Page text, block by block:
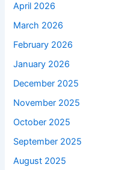
April 2026
March 2026
February 2026
January 2026
December 2025
November 2025
October 2025
September 2025
August 2025